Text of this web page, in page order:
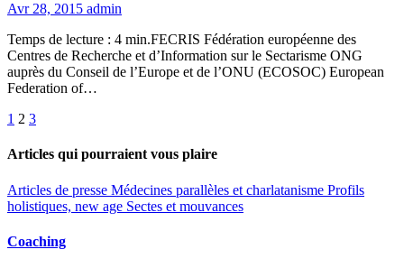
Avr 28, 2015 admin
Temps de lecture : 4 min.FECRIS Fédération européenne des
Centres de Recherche et d’Information sur le Sectarisme ONG
auprès du Conseil de l’Europe et de l’ONU (ECOSOC) European
Federation of…
Pagination
des
1 2 3
Articles qui pourraient vous plaire
Articles de presse Médecines parallèles et charlatanisme Profils
holistiques, new age Sectes et mouvances
Coaching